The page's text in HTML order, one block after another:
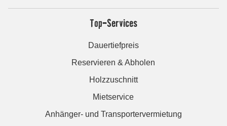
Top-Services
Dauertiefpreis
Reservieren & Abholen
Holzzuschnitt
Mietservice
Anhänger- und Transportervermietung